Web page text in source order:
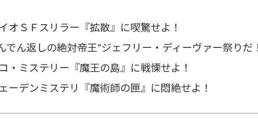
オＳＦスリラー『拡散』に喫驚せよ！
ん返しの絶対帝王”ジェフリー・ディーヴァー祭りだ！
・ミステリー『魔王の島』に戦慄せよ！
ーデンミステリ『魔術師の匣』に悶絶せよ！